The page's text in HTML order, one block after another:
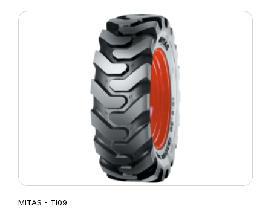
14PR TI-09 (M-I)
MITAS - TI09